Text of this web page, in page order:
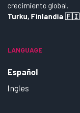
crecimiento global.
Turku, Finlandia 🇫🇮
LANGUAGE
Español
Ingles